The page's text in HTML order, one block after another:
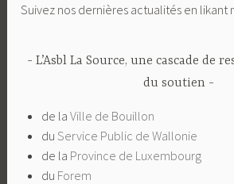
Suivez nos dernières actualités en likant
L’Asbl La Source, une cascade de
du soutien
de la Ville de Bouillon
du Service Public de Wallonie
de la Province de Luxembourg
du Forem